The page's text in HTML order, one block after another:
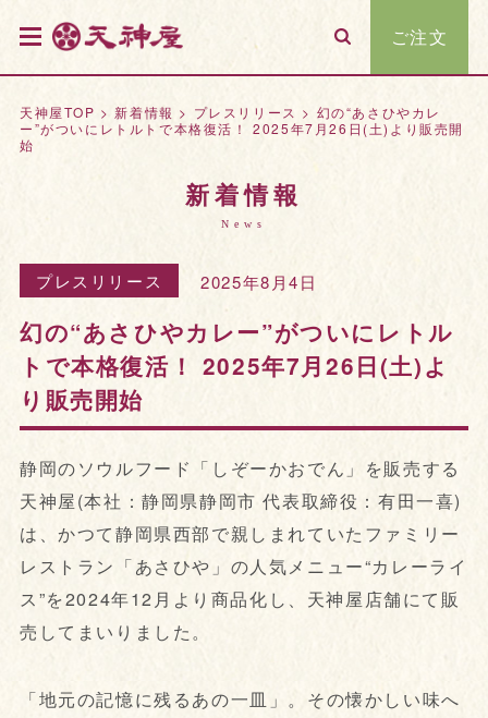
ご注文
天神屋TOP >新着情報 > プレスリリース > 幻の“あさひやカレ
ー”がついにレトルトで本格復活！ 2025年7月26日(土)より販売開
始
新着情報
News
プレスリリース 2025年8月4日
幻の“あさひやカレー”がついにレトル
トで本格復活！ 2025年7月26日(土)よ
り販売開始
静岡のソウルフード「しぞーかおでん」を販売する
天神屋(本社：静岡県静岡市 代表取締役：有田一喜)
は、かつて静岡県西部で親しまれていたファミリー
レストラン「あさひや」の人気メニュー“カレーライ
ス”を2024年12月より商品化し、天神屋店舗にて販
売してまいりました。
「地元の記憶に残るあの一皿」。その懐かしい味へ